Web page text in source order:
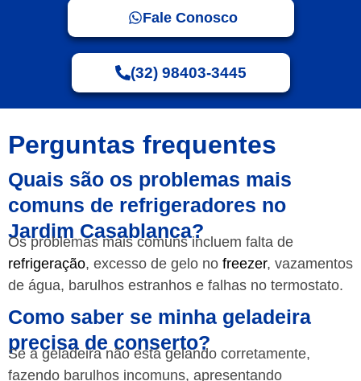
Fale Conosco
(32) 98403-3445
Perguntas frequentes
Quais são os problemas mais
comuns de refrigeradores no
Jardim Casablanca?
Os problemas mais comuns incluem falta de
refrigeração, excesso de gelo no freezer, vazamentos
de água, barulhos estranhos e falhas no termostato.
Como saber se minha geladeira
precisa de conserto?
Se a geladeira não está gelando corretamente,
fazendo barulhos incomuns, apresentando